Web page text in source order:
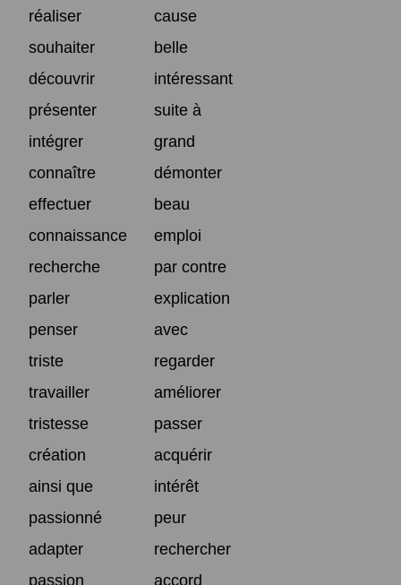
réaliser
cause
souhaiter
belle
découvrir
intéressant
présenter
suite à
intégrer
grand
connaître
démonter
effectuer
beau
connaissance
emploi
recherche
par contre
parler
explication
penser
avec
triste
regarder
travailler
améliorer
tristesse
passer
création
acquérir
ainsi que
intérêt
passionné
peur
adapter
rechercher
passion
accord